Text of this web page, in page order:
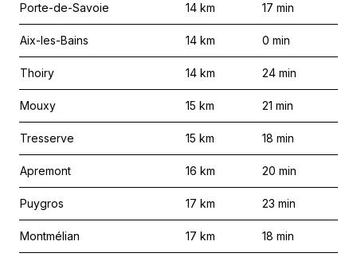
Porte-de-Savoie 14 km 17 min
Aix-les-Bains 14 km 0 min
Thoiry 14 km 24 min
Mouxy 15 km 21 min
Tresserve 15 km 18 min
Apremont 16 km 20 min
Puygros 17 km 23 min
Montmélian 17 km 18 min